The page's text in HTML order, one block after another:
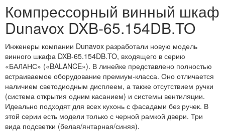
Компрессорный винный шкаф
Dunavox DXB-65.154DB.TO
Инженеры компании Dunavox разработали новую модель
винного шкафа DXB-65.154DB.TO, входящего в серию
«БАЛАНС» («BALANCE»). В линейке представлено полностью
встраиваемое оборудование премиум-класса. Оно отличается
наличием светодиодным дисплеем, а также отсутствием ручки
(система открытия одним касанием) и системы вентиляции.
Идеально подходят для всех кухонь с фасадами без ручек. В
этой серии есть модели только с черной рамкой двери. Три
вида подсветки (белая/янтарная/синяя).